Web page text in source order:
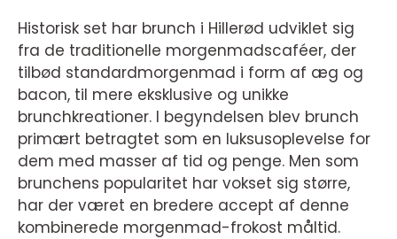
Historisk set har brunch i Hillerød udviklet sig
fra de traditionelle morgenmadscaféer, der
tilbød standardmorgenmad i form af æg og
bacon, til mere eksklusive og unikke
brunchkreationer. I begyndelsen blev brunch
primært betragtet som en luksusoplevelse for
dem med masser af tid og penge. Men som
brunchens popularitet har vokset sig større,
har der været en bredere accept af denne
kombinerede morgenmad-frokost måltid.